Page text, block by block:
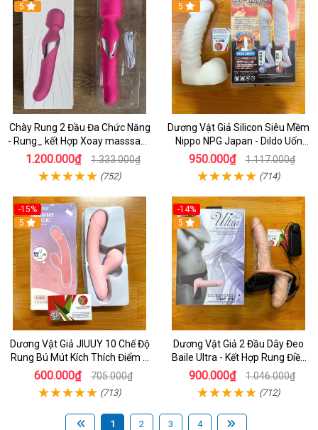
5
Chày Rung 2 Đầu Đa Chức Năng
- Rung_ kết Hợp Xoay masssage
Điểm G cao Cấp
1.200.000₫ 1.333.000₫
(752)
5
Dương Vật Giả Silicon Siêu Mềm
Nippo NPG Japan - Dildo Uốn
Cong Tùy Thích
950.000₫ 1.117.000₫
(714)
-15%
5
Dương Vật Giả JIUUY 10 Chế Độ
Rung Bú Mút Kích Thích Điểm G
Cho Nữ
600.000₫ 705.000₫
(713)
-14%
5
Dương Vật Giả 2 Đầu Dây Đeo
Baile Ultra - Kết Hợp Rung Điều
Khiển - Đồ Chơi Dành Cho les
900.000₫ 1.046.000₫
(712)
1 2 3 4